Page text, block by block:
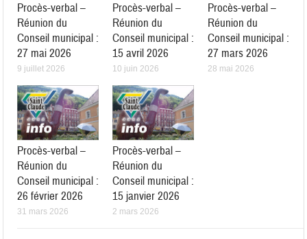
Procès-verbal –
Réunion du
Conseil municipal :
27 mai 2026
9 juillet 2026
Procès-verbal –
Réunion du
Conseil municipal :
15 avril 2026
10 juin 2026
Procès-verbal –
Réunion du
Conseil municipal :
27 mars 2026
28 mai 2026
Procès-verbal –
Réunion du
Conseil municipal :
26 février 2026
31 mars 2026
Procès-verbal –
Réunion du
Conseil municipal :
15 janvier 2026
2 mars 2026